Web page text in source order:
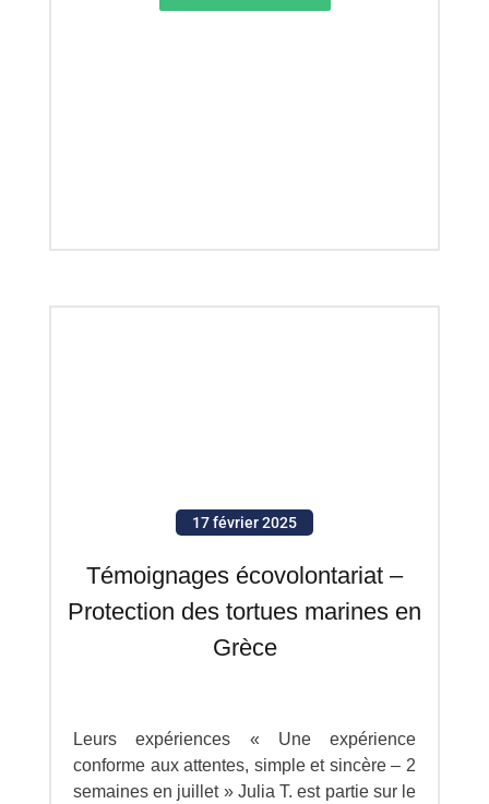
17 février 2025
Témoignages écovolontariat –
Protection des tortues marines en
Grèce
Leurs expériences « Une expérience
conforme aux attentes, simple et sincère – 2
semaines en juillet » Julia T. est partie sur le